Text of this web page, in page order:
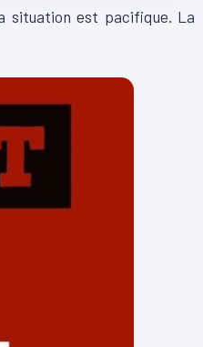
situation est pacifique. La